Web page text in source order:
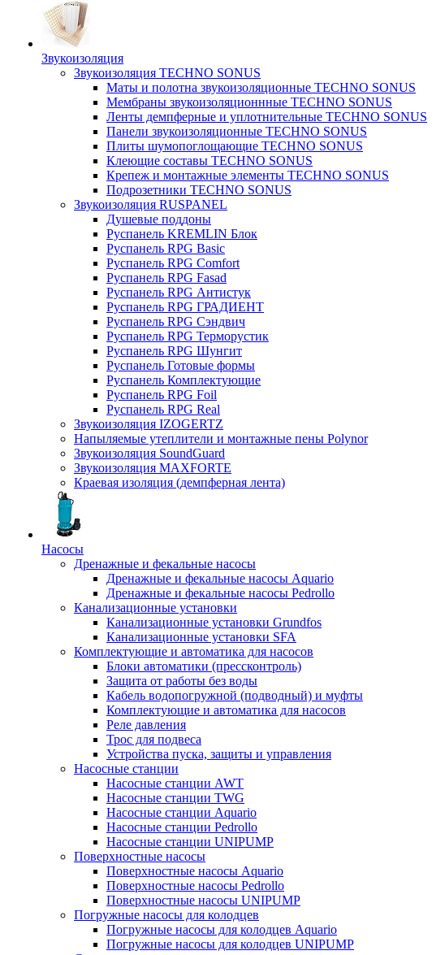
Звукоизоляция
Звукоизоляция TECHNO SONUS
Маты и полотна звукоизоляционные TECHNO SONUS
Мембраны звукоизоляционнные TECHNO SONUS
Ленты демпферные и уплотнительные TECHNO SONUS
Панели звукоизоляционные TECHNO SONUS
Плиты шумопоглощающие TECHNO SONUS
Клеющие составы TECHNO SONUS
Крепеж и монтажные элементы TECHNO SONUS
Подрозетники TECHNO SONUS
Звукоизоляция RUSPANEL
Душевые поддоны
Руспанель KREMLIN Блок
Руспанель RPG Basic
Руспанель RPG Comfort
Руспанель RPG Fasad
Руспанель RPG Антистук
Руспанель RPG ГРАДИЕНТ
Руспанель RPG Сэндвич
Руспанель RPG Терморустик
Руспанель RPG Шунгит
Руспанель Готовые формы
Руспанель Комплектующие
Руспанель RPG Foil
Руспанель RPG Real
Звукоизоляция IZOGERTZ
Напыляемые утеплители и монтажные пены Polynor
Звукоизоляция SoundGuard
Звукоизоляция MAXFORTE
Краевая изоляция (демпферная лента)
Насосы
Дренажные и фекальные насосы
Дренажные и фекальные насосы Aquario
Дренажные и фекальные насосы Pedrollo
Канализационные установки
Канализационные установки Grundfos
Канализационные установки SFA
Комплектующие и автоматика для насосов
Блоки автоматики (прессконтроль)
Защита от работы без воды
Кабель водопогружной (подводный) и муфты
Комплектующие и автоматика для насосов
Реле давления
Трос для подвеса
Устройства пуска, защиты и управления
Насосные станции
Насосные станции AWT
Насосные станции TWG
Насосные станции Aquario
Насосные станции Pedrollo
Насосные станции UNIPUMP
Поверхностные насосы
Поверхностные насосы Aquario
Поверхностные насосы Pedrollo
Поверхностные насосы UNIPUMP
Погружные насосы для колодцев
Погружные насосы для колодцев Aquario
Погружные насосы для колодцев UNIPUMP